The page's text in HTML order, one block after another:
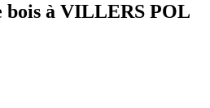
bois à VILLERS POL